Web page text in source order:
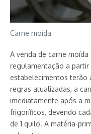
Carne moída
A venda de carne
regulamentação a partir
estabelecimentos terão
regras atualizadas, a
imediatamente após a
frigoríficos, devendo
de 1 quilo. A matéria-